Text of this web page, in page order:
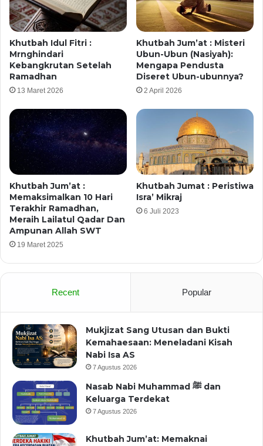
Khutbah Idul Fitri :
Mrnghindari
Kebangkrutan Setelah
Ramadhan
13 Maret 2026
Khutbah Jum’at : Misteri
Ubun-Ubun (Nasiyah):
Mengapa Pendusta
Diseret Ubun-ubunnya?
2 April 2026
Khutbah Jum’at :
Memaksimalkan 10 Hari
Terakhir Ramadhan,
Meraih Lailatul Qadar Dan
Ampunan Allah SWT
19 Maret 2025
Khutbah Jumat : Peristiwa
Isra’ Mikraj
6 Juli 2023
Recent Popular
Mukjizat Sang Utusan dan Bukti
Kemahaesaan: Meneladani Kisah
Nabi Isa AS
7 Agustus 2026
Nasab Nabi Muhammad ﷺ dan
Keluarga Terdekat
7 Agustus 2026
Khutbah Jum’at: Memaknai